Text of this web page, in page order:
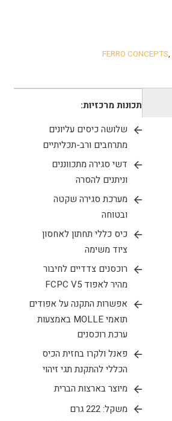
FERRO CONCEPTS,
תכונות מרכזיות:
שלושה כיסים עליונים
מתרחבים ורב-תכליתיים
דשי סגירה מתכווננים
וניתנים להסרה
מערכת סגירה שקטה
ובטוחה
כיס כללי תחתון לאחסון
ציוד משימה
רוכסנים צדדיים לחיבור
מהיר לאפוד FCPC V5
אפשרות התקנה על אפודים
תואמי MOLLE באמצעות
ערכת רוכסנים
פאנל ולקרו בחזית הכיס
הכללי להתקנת תגי זיהוי
מיוצר בארצות הברית
משקל: 222 גרם